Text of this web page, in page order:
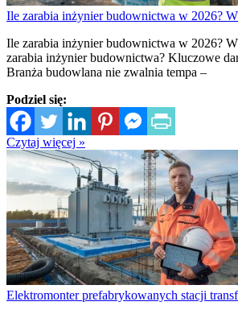
Ile zarabia inżynier budownictwa w 2026?
Ile zarabia inżynier budownictwa w 2026?
zarabia inżynier budownictwa? Kluczowe
Branża budowlana nie zwalnia tempa –
Podziel się:
Czytaj więcej »
Elektromonter prefabrykowanych stacji